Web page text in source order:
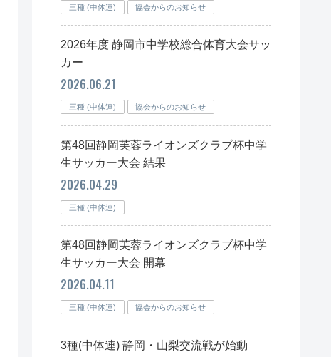
三種 (中体連) 協会からのお知らせ
2026年度 静岡市中学校総合体育大会サッ
カー
2026.06.21
三種 (中体連) 協会からのお知らせ
第48回静岡芙蓉ライオンズクラブ杯中学
生サッカー大会 結果
2026.04.29
三種 (中体連)
第48回静岡芙蓉ライオンズクラブ杯中学
生サッカー大会 開幕
2026.04.11
三種 (中体連) 協会からのお知らせ
3種(中体連) 静岡・山梨交流戦が始動